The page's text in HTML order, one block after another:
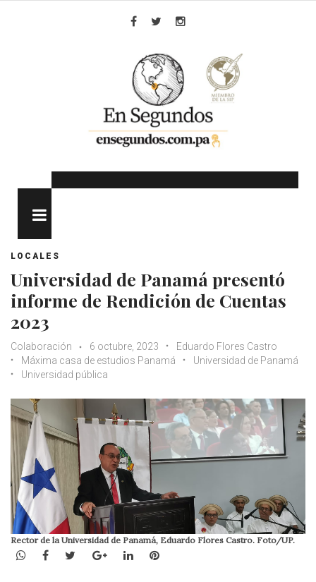
LOCALES
Universidad de Panamá presentó
informe de Rendición de Cuentas
2023
Colaboración 6 octubre, 2023
Eduardo Flores Castro
Máxima casa de estudios Panamá
Universidad de Panamá
Universidad pública
Rector de la Universidad de Panamá, Eduardo Flores Castro. Foto/UP.
WhatsApp
Facebook
TwitterGoogle+LinkedInPinterest